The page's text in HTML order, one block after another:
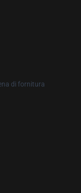
di fornitura